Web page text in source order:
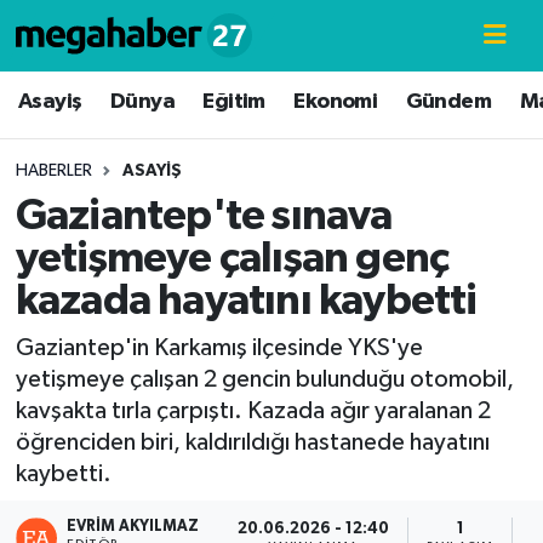
Asayiş Dünya Eğitim Ekonomi Gündem
HABERLER ASAYIŞ
Gaziantep'te sınava
yetişmeye çalışan genç
kazada hayatını kaybetti
Gaziantep'in Karkamış ilçesinde YKS'ye
yetişmeye çalışan 2 gencin bulunduğu otomobil,
kavşakta tırla çarpıştı. Kazada ağır yaralanan 2
öğrenciden biri, kaldırıldığı hastanede hayatını
kaybetti.
EVRIM AKYILMAZ 20.06.2026 - 12:40
Hava Durumu
Süper Lig Puan Durumu ve Fikstür
Tüm Manşetler
Son Dakika Haberleri
Haber Arşivi